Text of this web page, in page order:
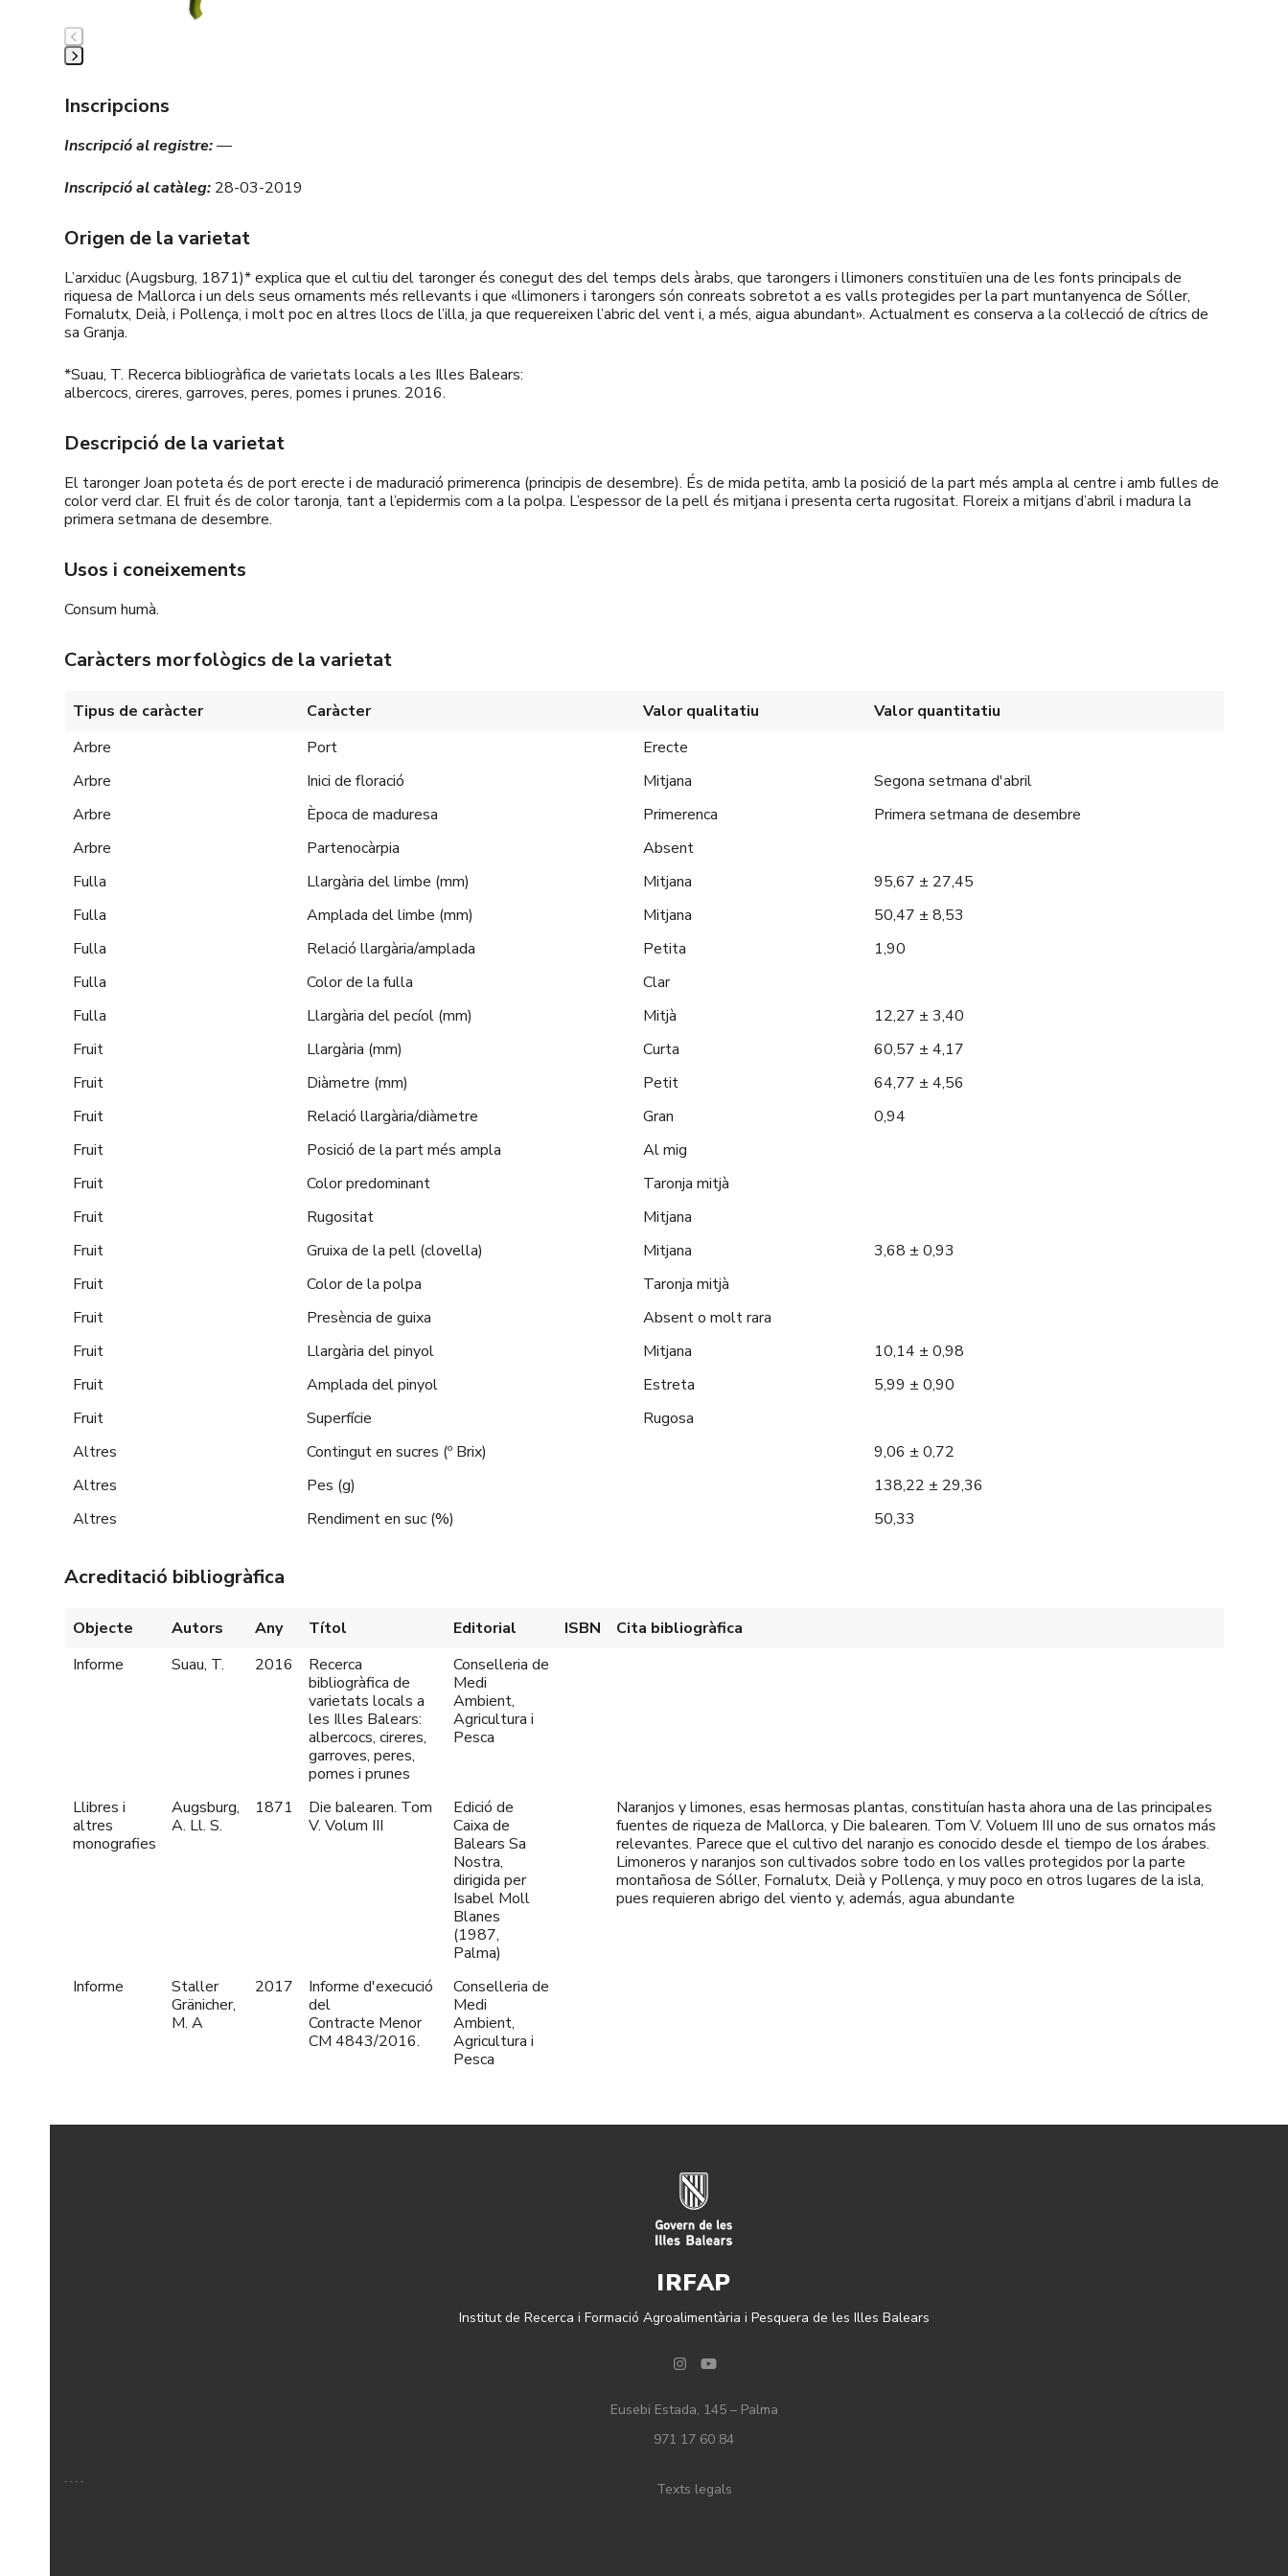
escape
go
the
slide
Inscripcions
Inscripció al registre:—
Inscripció al catàleg: 28-03-2019
Origen de la varietat
L’arxiduc (Augsburg, 1871)* explica que el cultiu del taronger és conegut des del temps dels àrabs, que tarongers i llimoners constituïen una de les fonts principals de
riquesa de Mallorca i un dels seus ornaments més rellevants i que «llimoners i tarongers són conreats sobretot a es valls protegides per la part muntanyenca de Sóller,
Fornalutx, Deià, i Pollença, i molt poc en altres llocs de l’illa, ja que requereixen l’abric del vent i, a més, aigua abundant». Actualment es conserva a la col·lecció de cítrics de
sa Granja.
*Suau, T. Recerca bibliogràfica de varietats locals a les Illes Balears:
albercocs, cireres, garroves, peres, pomes i prunes. 2016.
Descripció de la varietat
El taronger Joan poteta és de port erecte i de maduració primerenca (principis de desembre). És de mida petita, amb la posició de la part més ampla al centre i amb fulles de
color verd clar. El fruit és de color taronja, tant a l’epidermis com a la polpa. L’espessor de la pell és mitjana i presenta certa rugositat. Floreix a mitjans d’abril i madura la
primera setmana de desembre.
Usos i coneixements
Consum humà.
Caràcters morfològics de la varietat
Tipus de caràcter Caràcter Valor qualitatiu
Valor quantitatiu
Arbre
Port
Erecte
Arbre
Inici de floració Mitjana
Segona setmana d'abril
Arbre
Època de maduresa Primerenca
Primera setmana de desembre
Arbre
Partenocàrpia
Absent
Fulla
Llargària del limbe (mm) Mitjana
95,67 ± 27,45
Fulla
Amplada del limbe (mm) Mitjana
50,47 ± 8,53
Fulla
Relació llargària/amplada Petita
1,90
Fulla
Color de la fulla
Clar
Fulla
Llargària del pecíol (mm) Mitjà
12,27 ± 3,40
Fruit
Llargària (mm) Curta
60,57 ± 4,17
Fruit
Diàmetre (mm) Petit
64,77 ± 4,56
Fruit
Relació llargària/diàmetre Gran
0,94
Fruit
Posició de la part més ampla
Al mig
Fruit
Color predominant
Taronja mitjà
Fruit
Rugositat
Mitjana
Fruit
Gruixa de la pell (clovella) Mitjana
3,68 ± 0,93
Fruit
Color de la polpa
Taronja mitjà
Fruit
Presència de guixa
Absent o molt rara
Fruit
Llargària del pinyol Mitjana
10,14 ± 0,98
Fruit
Amplada del pinyol Estreta
5,99 ± 0,90
Fruit
Superfície
Rugosa
Altres
Contingut en sucres (º Brix)
9,06 ± 0,72
Altres
Pes (g)
138,22 ± 29,36
Altres
Rendiment en suc (%) 50,33
Acreditació bibliogràfica
Objecte Autors Any Títol Editorial ISBN
Cita bibliogràfica
Informe
Suau, T. 2016
Recerca
bibliogràfica de
varietats locals a
les Illes Balears:
albercocs, cireres,
garroves, peres,
pomes i prunes
Conselleria de
Medi
Ambient,
Agricultura i
Pesca
Llibres i
altres
monografies
Augsburg,
A. Ll. S.
1871
Die balearen. Tom
V. Volum III
Edició de
Caixa de
Balears Sa
Nostra,
dirigida per
Isabel Moll
Blanes
(1987,
Palma)
Naranjos y limones, esas hermosas plantas, constituían hasta ahora una de las principales
fuentes de riqueza de Mallorca, y Die balearen. Tom V. Voluem III uno de sus ornatos más
relevantes. Parece que el cultivo del naranjo es conocido desde el tiempo de los árabes.
Limoneros y naranjos son cultivados sobre todo en los valles protegidos por la parte
montañosa de Sóller, Fornalutx, Deià y Pollença, y muy poco en otros lugares de la isla,
pues requieren abrigo del viento y, además, agua abundante
Informe
Staller
Gränicher,
M. A
2017
Informe d'execució
del
Contracte Menor
CM 4843/2016.
Conselleria de
Medi
Ambient,
Agricultura i
Pesca
IRFAP
Institut de Recerca i Formació Agroalimentària i Pesquera de les Illes Balears
Instagram
YouTube
Eusebi Estada, 145 – Palma
971 17 60 84
Texts legals